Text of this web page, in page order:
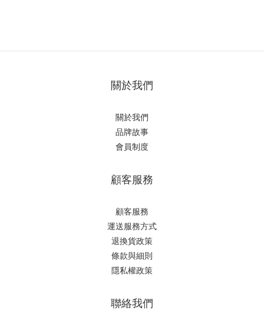
關於我們
關於我們
品牌故事
會員制度
顧客服務
顧客服務
運送服務方式
退換貨政策
條款與細則
隱私權政策
聯絡我們